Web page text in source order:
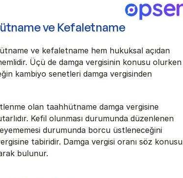
ve Kefaletname
ve kefaletname hem hukuksal açıdan
Üçü de damga vergisinin konusu olurken
kambiyo senetleri damga vergisinden
olan taahhütname damga vergisine
Kefil olunması durumunda düzenlenen
durumunda borcu üstleneceğini
tabiridir. Damga vergisi oranı söz konusu
bulunur.